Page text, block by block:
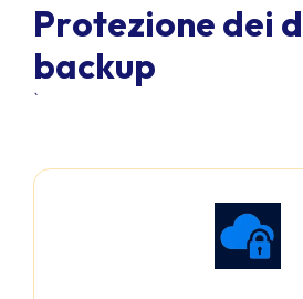
Protezione dei d
backup
`